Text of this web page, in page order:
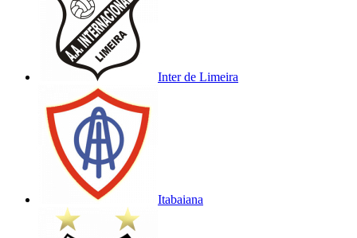
Inter de Limeira
Itabaiana